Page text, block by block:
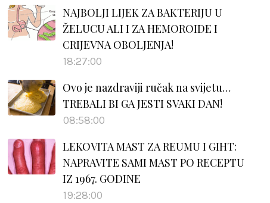
NAJBOLJI LIJEK ZA BAKTERIJU U
ŽELUCU ALI I ZA HEMOROIDE I
CRIJEVNA OBOLJENJA!
18:27:00
Ovo je nazdraviji ručak na svijetu…
TREBALI BI GA JESTI SVAKI DAN!
08:58:00
LEKOVITA MAST ZA REUMU I GIHT:
NAPRAVITE SAMI MAST PO RECEPTU
IZ 1967. GODINE
19:28:00